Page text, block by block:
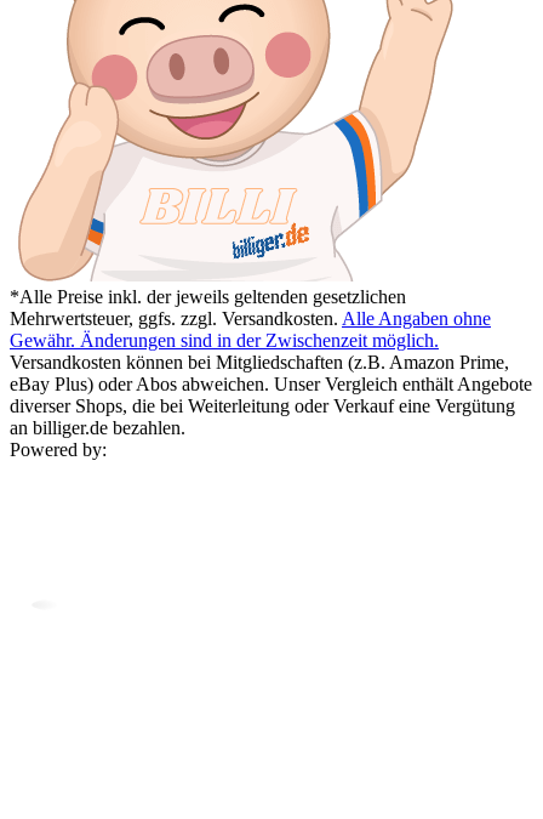
*Alle Preise inkl. der jeweils geltenden gesetzlichen
Mehrwertsteuer, ggfs. zzgl. Versandkosten. Alle Angaben ohne
Gewähr. Änderungen sind in der Zwischenzeit möglich.
Versandkosten können bei Mitgliedschaften (z.B. Amazon Prime,
eBay Plus) oder Abos abweichen. Unser Vergleich enthält Angebote
diverser Shops, die bei Weiterleitung oder Verkauf eine Vergütung
an billiger.de bezahlen.
Powered by: